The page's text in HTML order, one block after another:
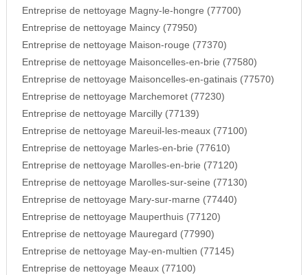
Entreprise de nettoyage Magny-le-hongre (77700)
Entreprise de nettoyage Maincy (77950)
Entreprise de nettoyage Maison-rouge (77370)
Entreprise de nettoyage Maisoncelles-en-brie (77580)
Entreprise de nettoyage Maisoncelles-en-gatinais (77570)
Entreprise de nettoyage Marchemoret (77230)
Entreprise de nettoyage Marcilly (77139)
Entreprise de nettoyage Mareuil-les-meaux (77100)
Entreprise de nettoyage Marles-en-brie (77610)
Entreprise de nettoyage Marolles-en-brie (77120)
Entreprise de nettoyage Marolles-sur-seine (77130)
Entreprise de nettoyage Mary-sur-marne (77440)
Entreprise de nettoyage Mauperthuis (77120)
Entreprise de nettoyage Mauregard (77990)
Entreprise de nettoyage May-en-multien (77145)
Entreprise de nettoyage Meaux (77100)